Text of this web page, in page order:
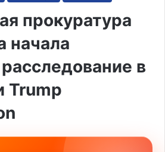
прокуратура
начала
в
Trump